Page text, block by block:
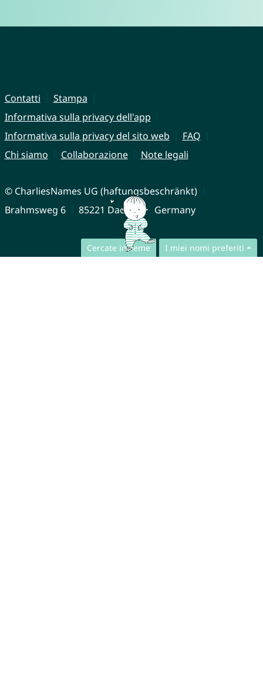
Cercate insieme I miei nomi preferiti
Contatti
Stampa
Informativa sulla privacy dell'app
Informativa sulla privacy del sito web
FAQ
Chi siamo
Collaborazione Note legali
© CharliesNames UG (haftungsbeschränkt)
Brahmsweg 6
85221 Dachau Germany